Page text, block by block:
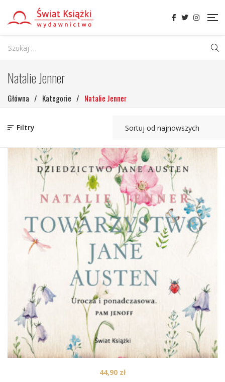
Natalie Jenner
Główna / Kategorie / Natalie Jenner
Filtry
44,90 zł